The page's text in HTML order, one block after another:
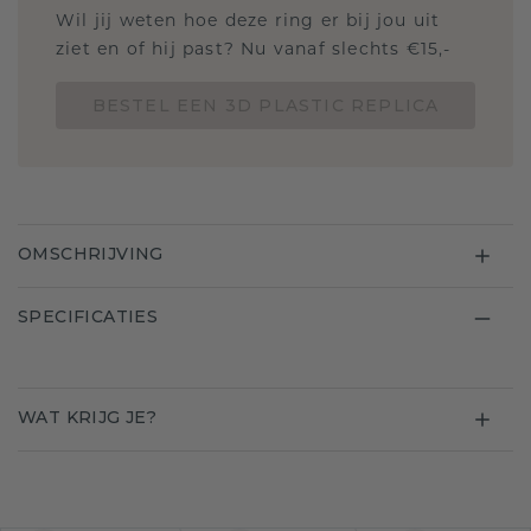
Wil jij weten hoe deze ring er bij jou uit
ziet en of hij past? Nu vanaf slechts €15,-
OMSCHRIJVING
SPECIFICATIES
WAT KRIJG JE?